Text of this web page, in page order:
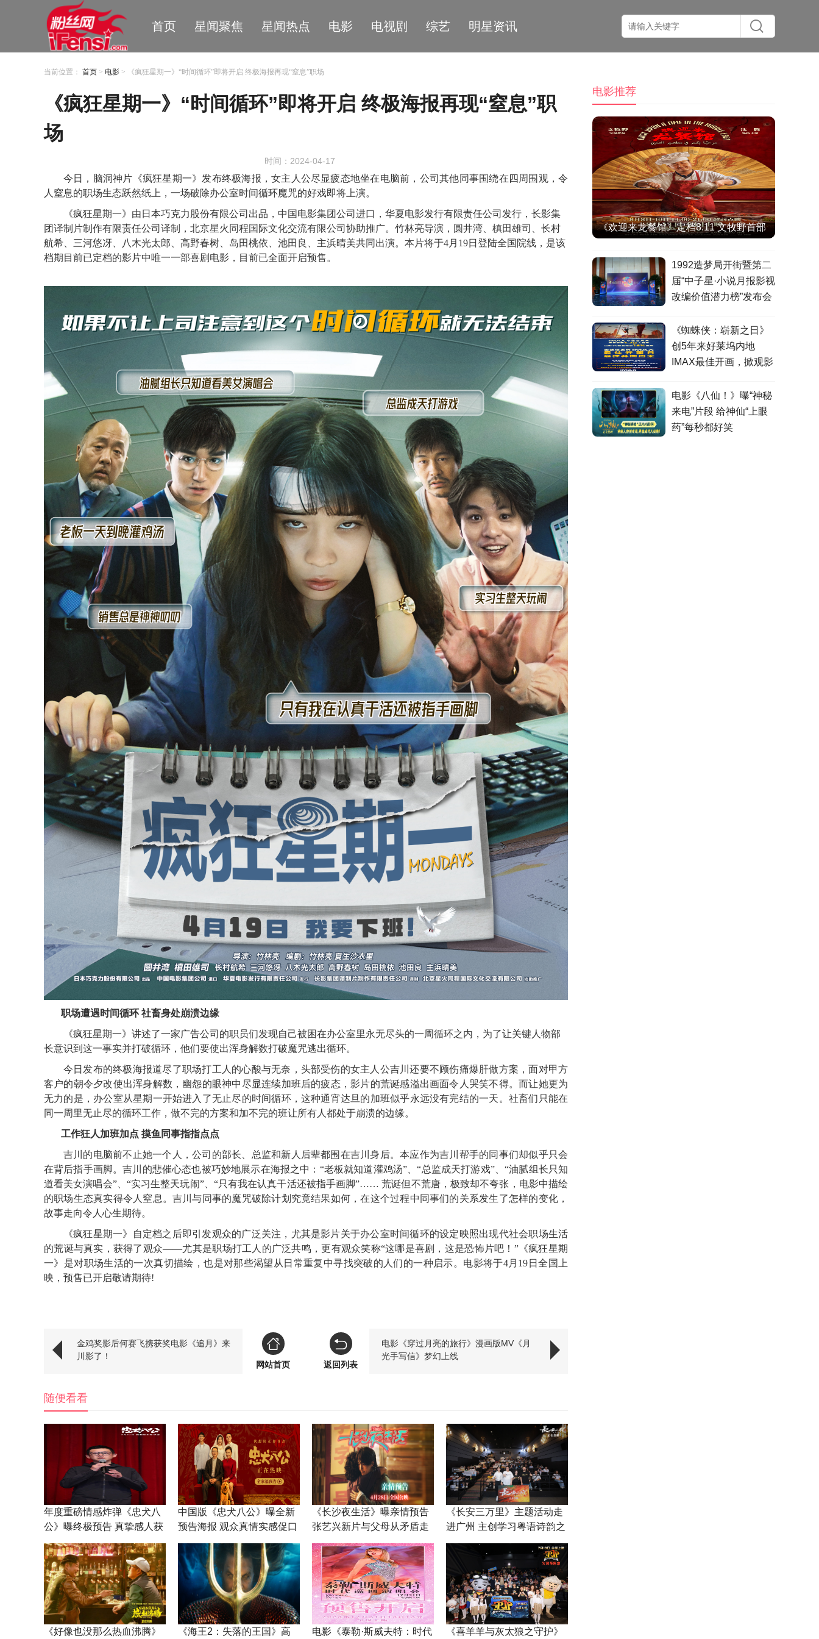
首页 星闻聚焦 星闻热点 电影 电视剧 综艺 明星资讯
当前位置： 首页 > 电影 > 《疯狂星期一》“时间循环”即将开启 终极海报再现“窒息”职场
《疯狂星期一》“时间循环”即将开启 终极海报再现“窒息”职
场
时间：2024-04-17
今日，脑洞神片《疯狂星期一》发布终极海报，女主人公尽显疲态地坐在电脑前，公司其他同事围绕在四周围观，令
人窒息的职场生态跃然纸上，一场破除办公室时间循环魔咒的好戏即将上演。
《疯狂星期一》由 日本巧克力股份有限公司出品，中国电影集团公司进口，华夏电影发行有限责任公司发行，长影集
团译制片制作有限责任公司译制，北京星火同程国际文化交流有限公司协助推广。竹林亮导演，圆井湾、槙田雄司、长村
航希、三河悠冴、八木光太郎、高野春树、岛田桃依、池田良、主浜晴美共同出演。 本片将于4月19日登陆全国院线，是该
档期目前已定档的影片中唯一一部喜剧电影，目前已全面开启预售。
职场遭遇时间循环 社畜身处崩溃边缘
《疯狂星期一》 讲述了一家广告公司的职员们发现自己被困在办公室里永无尽头的一周循环之内，为了让关键人物部
长意识到这一事实并打破循环，他们要使出浑身解数打破魔咒逃出循环。
今日发布的终极海报道尽了职场打工人的心酸与无奈，头部受伤的女主人公吉川还要不顾伤痛爆肝做方案，面对甲方
客户的朝令夕改使出浑身解数，幽怨的眼神中尽显连续加班后的疲态，影片的荒诞感溢出画面令人哭笑不得。而让她更为
无力的是，办公室从星期一开始进入了无止尽的时间循环，这种通宵达旦的加班似乎永远没有完结的一天。 社畜们只能在
同一周里无止尽的循环工作，做不完的方案和加不完的班让所有人都处于崩溃的边缘。
工作狂人加班加点 摸鱼同事指指点点
吉川的电脑前不止她一个人，公司的部长、总监和新人后辈都围在吉川身后。本应作为吉川帮手的同事们却似乎只会
在背后指手画脚。吉川的悲催心态也被巧妙地展示在海报之中：“老板就知道灌鸡汤”、“总监成天打游戏”、“油腻组长只知
道看美女演唱会”、“实习生整天玩闹”、“只有我在认真干活还被指手画脚”…… 荒诞但不荒唐，极致却不夸张，电影中描绘
的职场生态真实得令人窒息。吉川与同事的魔咒破除计划究竟结果如何，在这个过程中同事们的关系发生了怎样的变化，
故事走向令人心生期待。
《疯狂星期一》自定档之后即引发观众的广泛关注，尤其是影片关于办公室时间循环的设定映照出现代社会职场生活
的荒诞与真实，获得了观众——尤其是职场打工人的广泛共鸣，更有观众笑称“这哪是喜剧，这是恐怖片吧！”《疯狂星期
一》是对职场生活的一次真切描绘，也是对那些渴望从日常重复中寻找突破的人们的一种启示。电影将于4月19日全国上
映，预售已开启敬请期待!
金鸡奖影后何赛飞携获奖电影《追月》来
川影了！
电影《穿过月亮的旅行》漫画版MV《月
光手写信》梦幻上线
网站首页
返回列表
随便看看
年度重磅情感炸弹《忠犬八
公》曝终极预告 真挚感人获
观众泪目力赞
中国版《忠犬八公》曝全新
预告海报 观众真情实感促口
碑逆袭
《长沙夜生活》曝亲情预告
张艺兴新片与父母从矛盾走
向和解
《长安三万里》主题活动走
进广州 主创学习粤语诗韵之
美
《好像也没那么热血沸腾》 《海王2：失落的王国》高 电影《泰勒·斯威夫特：时代 《喜羊羊与灰太狼之守护》
电影推荐
《欢迎来龙餐馆》定档8.11 文牧野首部
1992造梦局开街暨第二
届“中子星·小说月报影视
改编价值潜力榜”发布会
《蜘蛛侠：崭新之日》
创5年来好莱坞内地
IMAX最佳开画，掀观影
电影《八仙！》曝“神秘
来电”片段 给神仙“上眼
药”每秒都好笑